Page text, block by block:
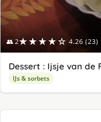
👥 2★★★★☆ 4.26 (23)
Dessert : Ijsje van de
IJs & sorbets